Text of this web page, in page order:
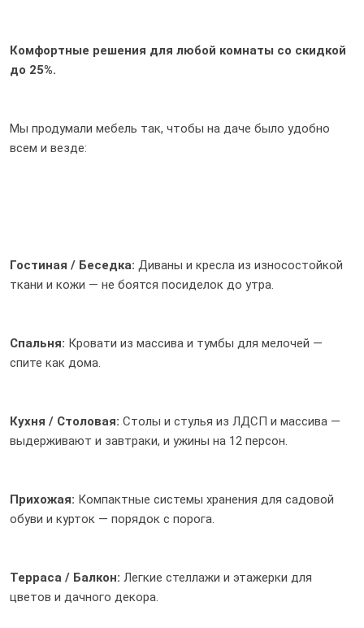
Комфортные решения для любой комнаты со скидкой
до 25%.
Мы продумали мебель так, чтобы на даче было удобно
всем и везде:
Гостиная / Беседка: Диваны и кресла из износостойкой
ткани и кожи — не боятся посиделок до утра.
Спальня: Кровати из массива и тумбы для мелочей —
спите как дома.
Кухня / Столовая: Столы и стулья из ЛДСП и массива —
выдерживают и завтраки, и ужины на 12 персон.
Прихожая: Компактные системы хранения для садовой
обуви и курток — порядок с порога.
Терраса / Балкон: Легкие стеллажи и этажерки для
цветов и дачного декора.